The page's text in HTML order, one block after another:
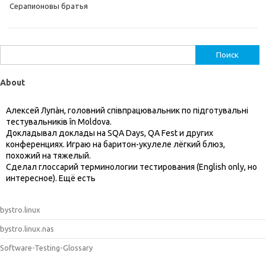
Серапионовы братья
About
Алексей Лупàн, головний спiвпрацювальник по підготувальні
тестувальників în Moldova.
Докладывал доклады на SQA Days, QA Fest и других
конференциях. Играю на баритон-укулеле лёгкий блюз,
похожий на тяжелый.
Сделал глоссарий терминологии тестирования (English only, но
интересное). Ещё есть
bystro.linux
bystro.linux.nas
Software-Testing-Glossary